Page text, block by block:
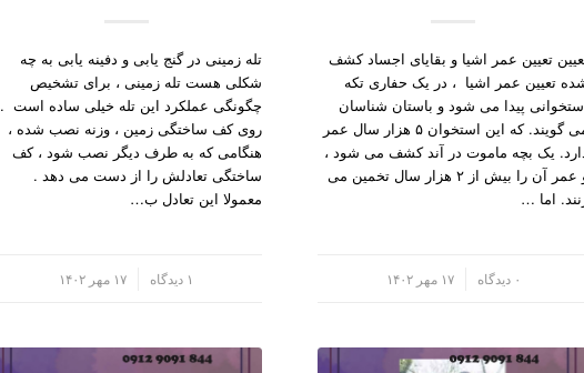
تعیین عمر اشیا و بقایای اجساد کشف
تعیین عمر اشیا ، در یک حفاری تکه
پیدا می شود و باستان شناسان
می گویند. که این استخوان ۵ هزار سال عمر
یک بچه ماموت در آند کشف می شود ،
و عمر آن را بیش از ۲ هزار سال تخمین می
اما …
۰ دیدگاه ۱۷ مهر ۱۴۰۲
تله زمینی در گنج یابی و دفینه یابی به چه
شکلی هست تله زمینی ، برای تشخیص
چگونگی عملکرد این تله خیلی ساده است .
روی کف ساختگی زمین ، وزنه نصب شده ،
هنگامی که به طرف دیگر نصب شود ، کف
ساختگی تعادلش را از دست می دهد .
معمولا این تعادل ب…
۱ دیدگاه ۱۷ مهر ۱۴۰۲